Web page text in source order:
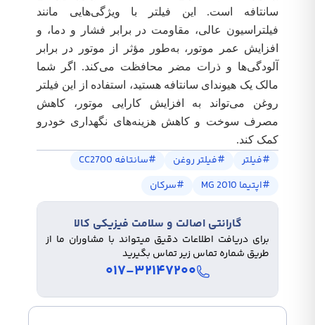
سانتافه است. این فیلتر با ویژگی‌هایی مانند
فیلتراسیون عالی، مقاومت در برابر فشار و دما، و
افزایش عمر موتور، به‌طور مؤثر از موتور در برابر
آلودگی‌ها و ذرات مضر محافظت می‌کند. اگر شما
مالک یک هیوندای سانتافه هستید، استفاده از این فیلتر
روغن می‌تواند به افزایش کارایی موتور، کاهش
مصرف سوخت و کاهش هزینه‌های نگهداری خودرو
کمک کند.
#فیلتر #فیلتر روغن #سانتافه CC2700
#اپتیما 2010 MG #سرکان
گارانتی اصالت و سلامت فیزیکی کالا
برای دریافت اطلاعات دقیق میتواند با مشاوران ما از
طریق شماره تماس زیر تماس بگیرید
۰۱۷-۳۲۱۴۷۲۰۰